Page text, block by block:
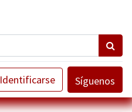
Identificarse Síguenos